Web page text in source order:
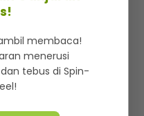
Dasar Privasi
viral dan sensasi
membaca!
menerusi
tebus di Spin-